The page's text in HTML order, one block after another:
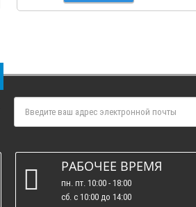
РАБОЧЕЕ ВРЕМЯ
пн. пт. 10:00 - 18:00
сб. c 10:00 до 14:00